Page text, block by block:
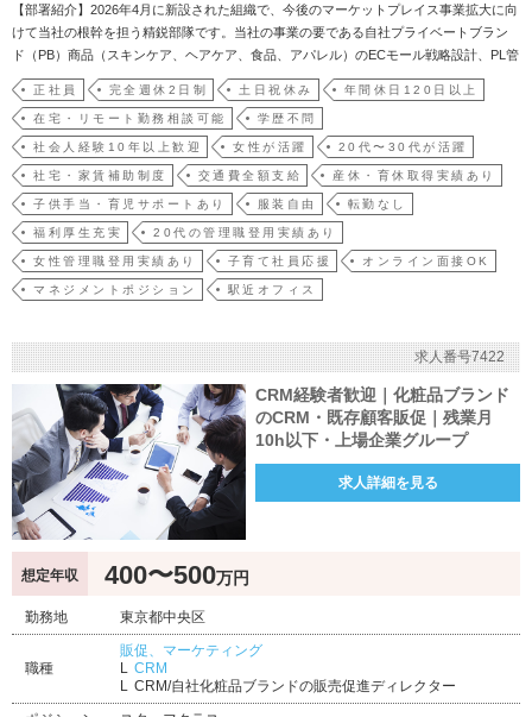
【部署紹介】2026年4月に新設された組織で、今後のマーケットプレイス事業拡大に向
けて当社の根幹を担う精鋭部隊です。当社の事業の要である自社プライベートブラン
ド（PB）商品（スキンケア、ヘアケア、食品、アパレル）のECモール戦略設計、PL管
理、実運用を一手に担っています。【募集背景】自社PB商品の売上好調および取り扱
いブランドの急拡大に伴い、当社にとって最重要チャネルの一つである「Amazon」
で…
正社員 完全週休2日制 土日祝休み 年間休日120日以上
在宅・リモート勤務相談可能 学歴不問
社会人経験10年以上歓迎 女性が活躍 20代〜30代が活躍
社宅・家賃補助制度 交通費全額支給 産休・育休取得実績あり
子供手当・育児サポートあり 服装自由 転勤なし
福利厚生充実 20代の管理職登用実績あり
女性管理職登用実績あり 子育て社員応援 オンライン面接OK
マネジメントポジション 駅近オフィス
求人番号7422
CRM経験者歓迎｜化粧品ブランド
のCRM・既存顧客販促｜残業月
10h以下・上場企業グループ
求人詳細を見る
想定年収 400〜500万円
勤務地 東京都中央区
職種
販促、マーケティング
CRM
CRM/自社化粧品ブランドの販売促進ディレクター